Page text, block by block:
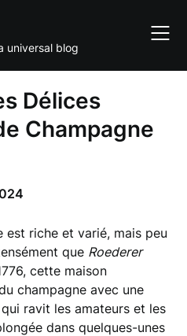
universal blog
Délices
Champagne
est riche et varié, mais peu
que Roederer
cette maison
champagne avec une
ravit les amateurs et les
dans quelques-unes